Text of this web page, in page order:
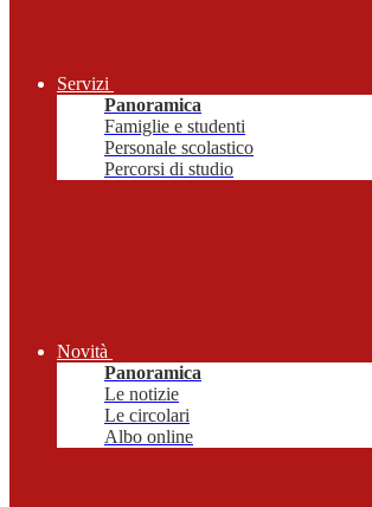
Servizi
Panoramica
Famiglie e studenti
Personale scolastico
Percorsi di studio
Novità
Panoramica
Le notizie
Le circolari
Albo online